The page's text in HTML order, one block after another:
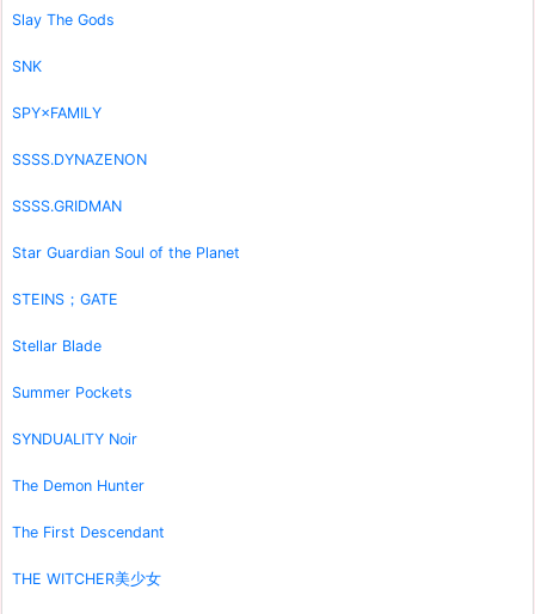
Slay The Gods
SNK
SPY×FAMILY
SSSS.DYNAZENON
SSSS.GRIDMAN
Star Guardian Soul of the Planet
STEINS；GATE
Stellar Blade
Summer Pockets
SYNDUALITY Noir
The Demon Hunter
The First Descendant
THE WITCHER美少女